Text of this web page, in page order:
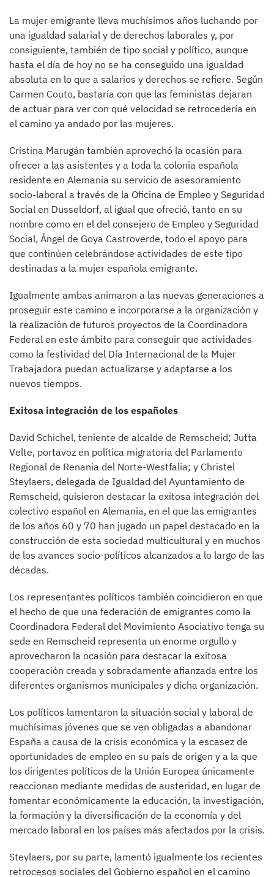
La mujer emigrante lleva muchísimos años luchando por
una igualdad salarial y de derechos laborales y, por
consiguiente, también de tipo social y político, aunque
hasta el día de hoy no se ha conseguido una igualdad
absoluta en lo que a salarios y derechos se refiere. Según
Carmen Couto, bastaría con que las feministas dejaran
de actuar para ver con qué velocidad se retrocedería en
el camino ya andado por las mujeres.
Cristina Marugán también aprovechó la ocasión para
ofrecer a las asistentes y a toda la colonia española
residente en Alemania su servicio de asesoramiento
socio-laboral a través de la Oficina de Empleo y Seguridad
Social en Dusseldorf, al igual que ofreció, tanto en su
nombre como en el del consejero de Empleo y Seguridad
Social, Ángel de Goya Castroverde, todo el apoyo para
que continúen celebrándose actividades de este tipo
destinadas a la mujer española emigrante.
Igualmente ambas animaron a las nuevas generaciones a
proseguir este camino e incorporarse a la organización y
la realización de futuros proyectos de la Coordinadora
Federal en este ámbito para conseguir que actividades
como la festividad del Día Internacional de la Mujer
Trabajadora puedan actualizarse y adaptarse a los
nuevos tiempos.
Exitosa integración de los españoles
David Schichel, teniente de alcalde de Remscheid; Jutta
Velte, portavoz en política migratoria del Parlamento
Regional de Renania del Norte-Westfalia; y Christel
Steylaers, delegada de Igualdad del Ayuntamiento de
Remscheid, quisieron destacar la exitosa integración del
colectivo español en Alemania, en el que las emigrantes
de los años 60 y 70 han jugado un papel destacado en la
construcción de esta sociedad multicultural y en muchos
de los avances socio-políticos alcanzados a lo largo de las
décadas.
Los representantes políticos también coincidieron en que
el hecho de que una federación de emigrantes como la
Coordinadora Federal del Movimiento Asociativo tenga su
sede en Remscheid representa un enorme orgullo y
aprovecharon la ocasión para destacar la exitosa
cooperación creada y sobradamente afianzada entre los
diferentes organismos municipales y dicha organización.
Los políticos lamentaron la situación social y laboral de
muchísimas jóvenes que se ven obligadas a abandonar
España a causa de la crisis económica y la escasez de
oportunidades de empleo en su país de origen y a la que
los dirigentes políticos de la Unión Europea únicamente
reaccionan mediante medidas de austeridad, en lugar de
fomentar económicamente la educación, la investigación,
la formación y la diversificación de la economía y del
mercado laboral en los países más afectados por la crisis.
Steylaers, por su parte, lamentó igualmente los recientes
retrocesos sociales del Gobierno español en el camino